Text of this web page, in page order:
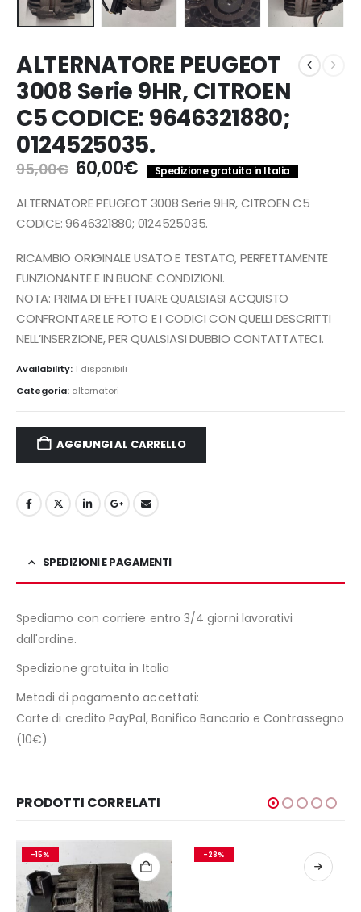
ALTERNATORE PEUGEOT
3008 Serie 9HR, CITROEN
C5 CODICE: 9646321880;
0124525035.
95,00€ Il
prezzo
originale
era:
60,00€Il
prezzo
attuale
è:
Spedizione gratuita in Italia
ALTERNATORE PEUGEOT 3008 Serie 9HR, CITROEN C5
CODICE: 9646321880; 0124525035.
RICAMBIO ORIGINALE USATO E TESTATO, PERFETTAMENTE
FUNZIONANTE E IN BUONE CONDIZIONI.
NOTA: PRIMA DI EFFETTUARE QUALSIASI ACQUISTO
CONFRONTARE LE FOTO E I CODICI CON QUELLI DESCRITTI
NELL’INSERZIONE, PER QUALSIASI DUBBIO CONTATTATECI.
Availability: 1 disponibili
Categoria: alternatori
AGGIUNGI AL CARRELLO
SPEDIZIONI E PAGAMENTI
Spediamo con corriere entro 3/4 giorni lavorativi
dall'ordine.
Spedizione gratuita in Italia
Metodi di pagamento accettati:
Carte di credito PayPal, Bonifico Bancario e Contrassegno
(10€)
PRODOTTI CORRELATI
-15% -28%